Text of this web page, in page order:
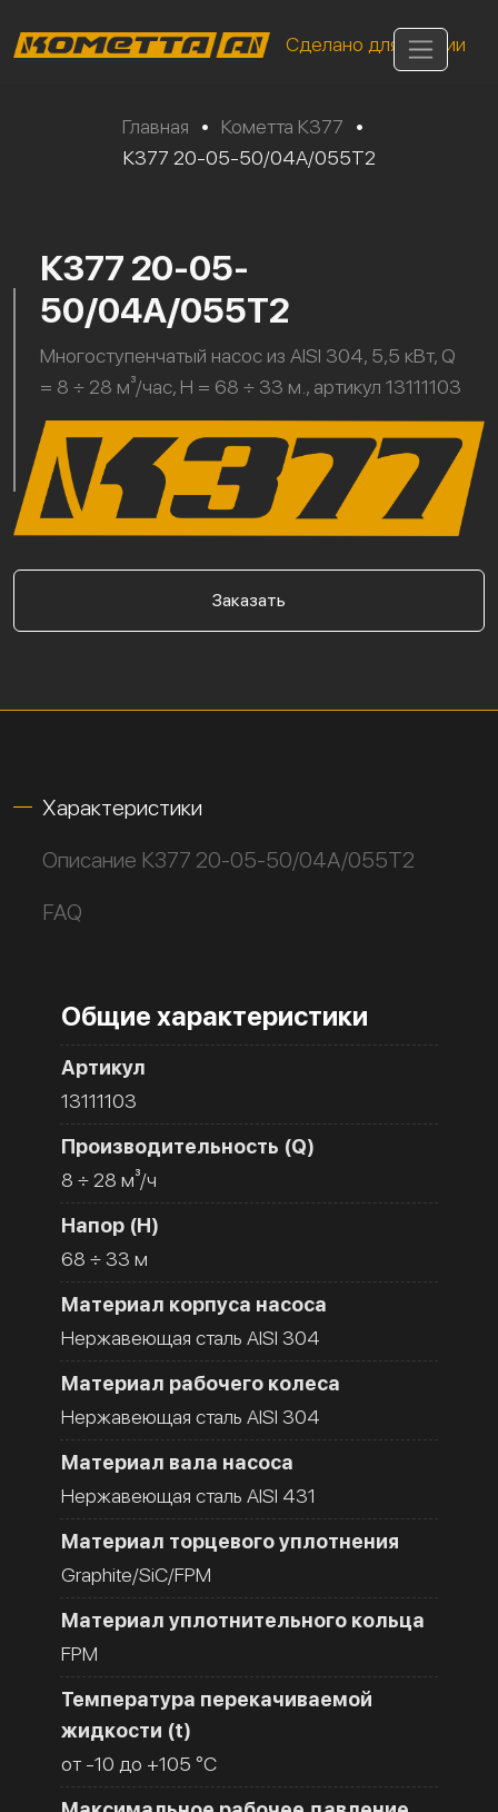
Сделано для России
Главная • Кометта К377
•
К377 20-05-50/04А/055Т2
К377 20-05-
50/04А/055Т2
Многоступенчатый насос из AISI 304, 5,5 кВт, Q
= 8 ÷ 28 м³/час, H = 68 ÷ 33 м., артикул 13111103
Заказать
Характеристики
Описание К377 20-05-50/04А/055Т2
FAQ
Общие характеристики
Артикул
13111103
Производительность (Q)
8 ÷ 28 м³/ч
Напор (H)
68 ÷ 33 м
Материал корпуса насоса
Нержавеющая сталь AISI 304
Материал рабочего колеса
Нержавеющая сталь AISI 304
Материал вала насоса
Нержавеющая сталь AISI 431
Материал торцевого уплотнения
Graphite/SiC/FPM
Материал уплотнительного кольца
FPM
Температура перекачиваемой
жидкости (t)
от -10 до +105 °C